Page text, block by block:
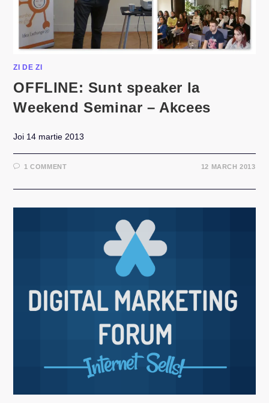
ZI DE ZI
OFFLINE: Sunt speaker la
Weekend Seminar – Akcees
Joi 14 martie 2013
1 COMMENT 12 MARCH 2013